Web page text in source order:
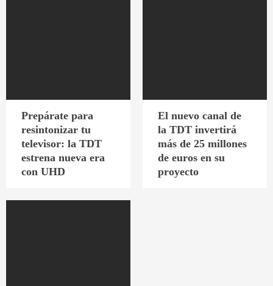
Prepárate para
resintonizar tu
televisor: la TDT
estrena nueva era
con UHD
El nuevo canal de
la TDT invertirá
más de 25 millones
de euros en su
proyecto